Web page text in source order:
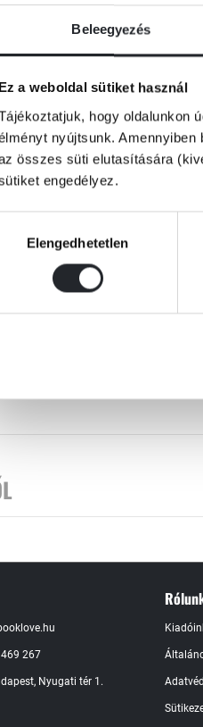
Beleegyezés
Ez a weboldal sütiket használ
hogy oldalunkon
nyújtsunk.
összes süti elutasítására
engedélyez.
Elengedhetetlen
telik az idő! Megannyi labirintus,
A feladatok megoldása
a játék!
267
Nyugati tér 1.